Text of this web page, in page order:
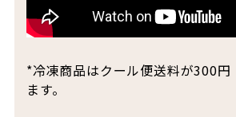
*冷凍商品はクール便送料が300円
ます。